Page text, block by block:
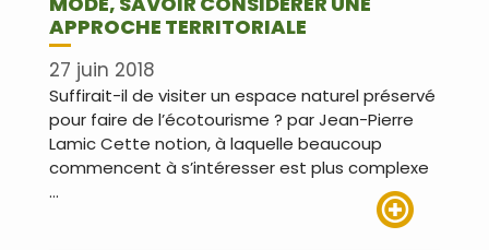
APPROCHE TERRITORIALE
27 juin 2018
Suffirait-il de visiter un espace naturel préservé
pour faire de l’écotourisme ? par Jean-Pierre
Lamic Cette notion, à laquelle beaucoup
commencent à s’intéresser est plus complexe
…